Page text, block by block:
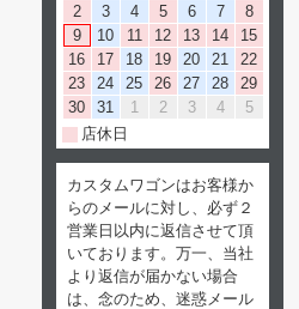
2
3 4 5 6 7
8
9
10 11 12 13 14
15
16
17 18 19 20 21
22
23
24 25 26 27 28
29
30
31 1 2 3 4
5
店休日
カスタムワゴンはお客様か
らのメールに対し、必ず２
営業日以内に返信させて頂
いております。万一、当社
より返信が届かない場合
は、念のため、迷惑メール